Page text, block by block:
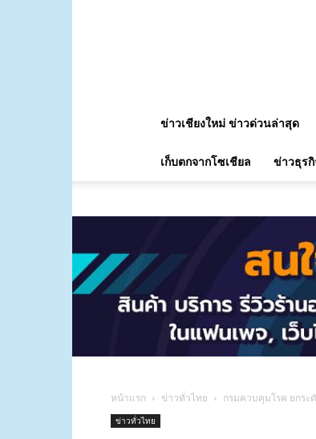
ข่าวเชียงใหม่ ข่าวด่วนล่าสุด
เก็บตกจากโซเชียล ข่าวธุรกิ
หน้าแรก ข่าวทั่วไทย กรมควบคุมโรค ยกระ
ข่าวทั่วไทย